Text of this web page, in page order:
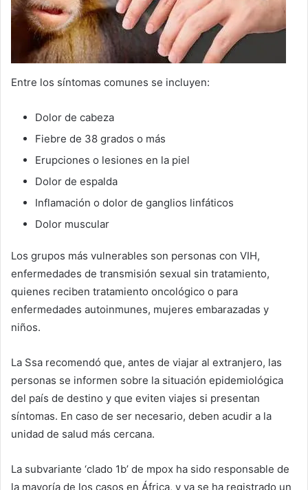
Entre los síntomas comunes se incluyen:
Dolor de cabeza
Fiebre de 38 grados o más
Erupciones o lesiones en la piel
Dolor de espalda
Inflamación o dolor de ganglios linfáticos
Dolor muscular
Los grupos más vulnerables son personas con VIH,
enfermedades de transmisión sexual sin tratamiento,
quienes reciben tratamiento oncológico o para
enfermedades autoinmunes, mujeres embarazadas y
niños.
La Ssa recomendó que, antes de viajar al extranjero, las
personas se informen sobre la situación epidemiológica
del país de destino y que eviten viajes si presentan
síntomas. En caso de ser necesario, deben acudir a la
unidad de salud más cercana.
La subvariante ‘clado 1b’ de mpox ha sido responsable de
la mayoría de los casos en África, y ya se ha registrado un